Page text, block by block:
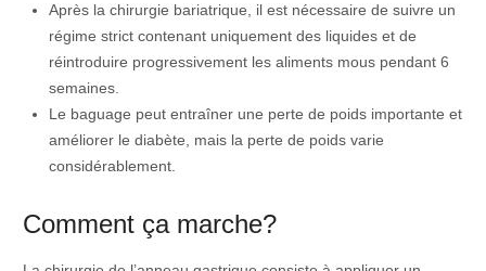
Après la chirurgie bariatrique, il est nécessaire de suivre un
régime strict contenant uniquement des liquides et de
réintroduire progressivement les aliments mous pendant 6
semaines.
Le baguage peut entraîner une perte de poids importante et
améliorer le diabète, mais la perte de poids varie
considérablement.
Comment ça marche?